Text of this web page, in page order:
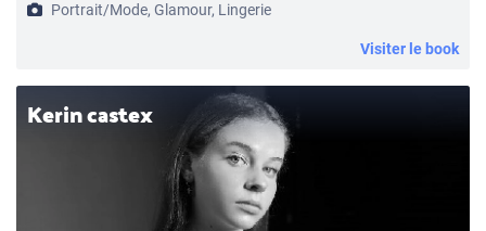
Portrait/Mode, Glamour, Lingerie
Visiter le book
Kerin castex